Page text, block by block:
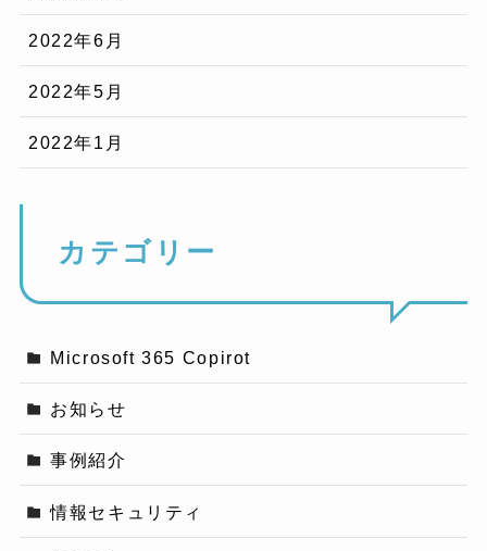
2022年6月
2022年5月
2022年1月
カテゴリー
Microsoft 365 Copirot
お知らせ
事例紹介
情報セキュリティ